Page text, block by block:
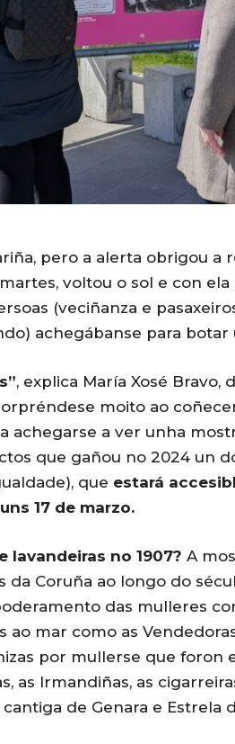
pero a alerta obrigou a
voltou o sol e con
(veciñanza e
achegábanse para botar
, explica María Xosé Bravo,
moito ao
achegarse a ver unha
que gañou no 2024 un
que estará
17 de marzo.
lavandeiras no 1907? A
da Coruña ao longo do
das mulleres
ao mar como as
por mullerse que foron
as Irmandiñas, as
de Genara e Estrela